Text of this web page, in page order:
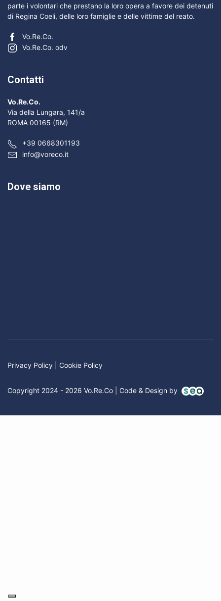
parte i volontari che prestano la loro opera a favore dei detenuti
di Regina Coeli, delle loro famiglie e delle vittime del reato.
Vo.Re.Co.
Vo.Re.Co. odv
Contatti
Vo.Re.Co.
Via della Lungara, 141/a
ROMA 00165 (RM)
+39 0668301193
info@voreco.it
Dove siamo
Privacy Policy Cookie Policy
Copyright 2024 - 2026 Vo.Re.Co | Code & Design by